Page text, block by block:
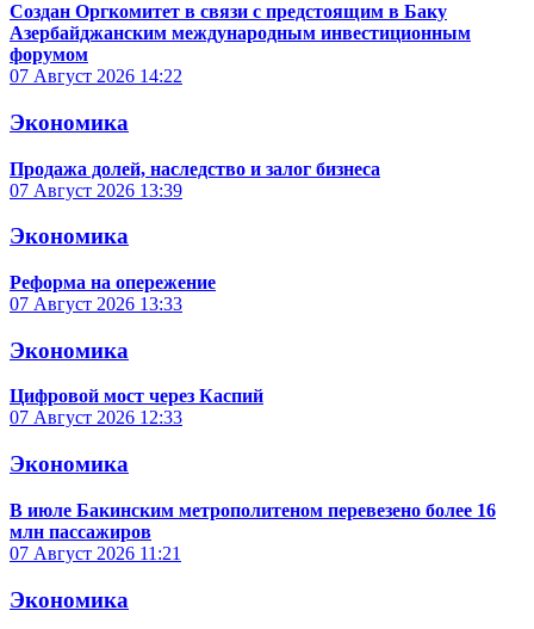
Создан Оргкомитет в связи с предстоящим в Баку
Азербайджанским международным инвестиционным
форумом
07 Август 2026 14:22
Экономика
Продажа долей, наследство и залог бизнеса
07 Август 2026 13:39
Экономика
Реформа на опережение
07 Август 2026 13:33
Экономика
Цифровой мост через Каспий
07 Август 2026 12:33
Экономика
В июле Бакинским метрополитеном перевезено более 16
млн пассажиров
07 Август 2026 11:21
Экономика